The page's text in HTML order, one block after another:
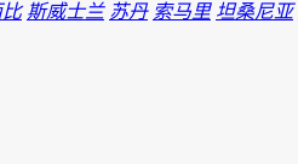
斯威士兰 苏丹 索马里 坦桑尼亚